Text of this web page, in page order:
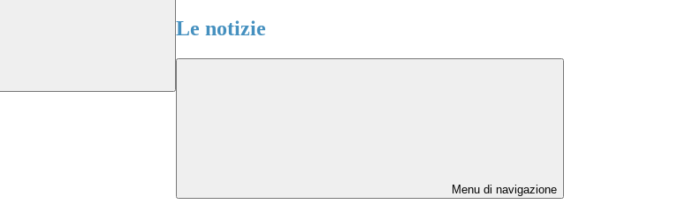
Le notizie
Menu di navigazione